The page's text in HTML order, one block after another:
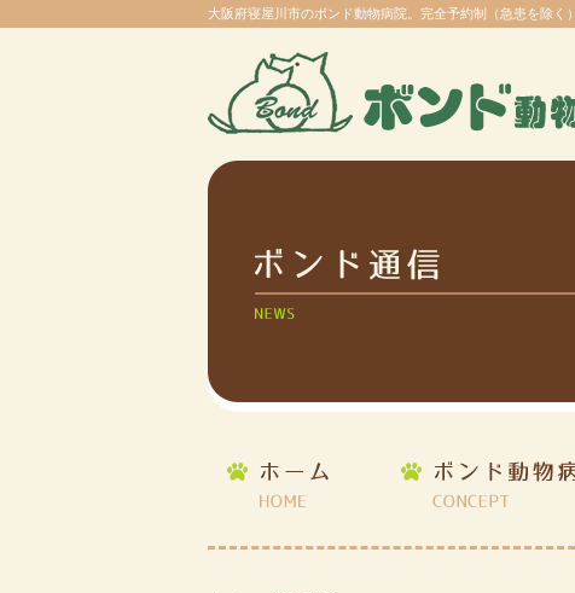
大阪府寝屋川市のボンド動物病院。完全予約制（急患を除く